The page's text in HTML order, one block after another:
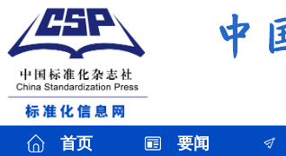
首页 要闻